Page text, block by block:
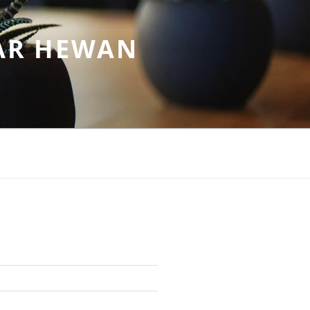
HEWAN